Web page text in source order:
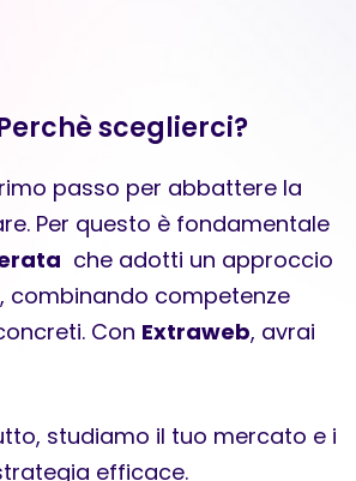
sceglierci?
passo per abbattere la
Per questo è fondamentale
che adotti un approccio
combinando competenze
Con Extraweb, avrai
studiamo il tuo mercato e i
efficace.